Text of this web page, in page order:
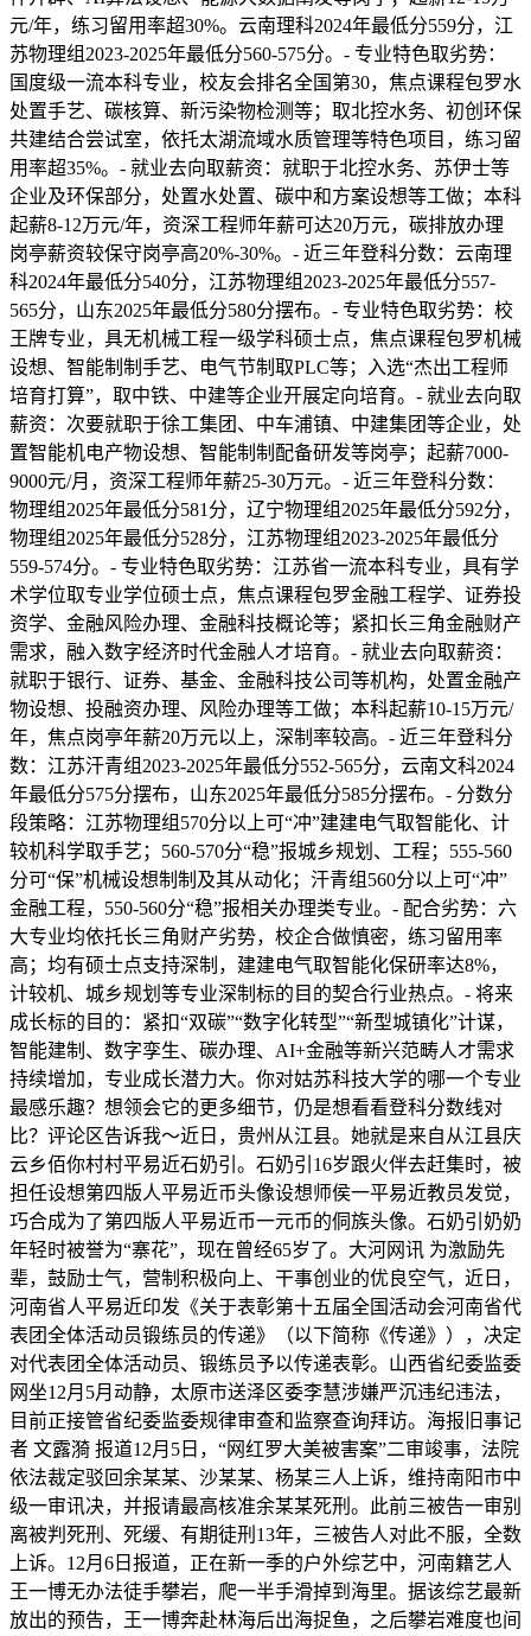
元/年，练习留用率超30%。云南理科2024年最低分559分，江
苏物理组2023-2025年最低分560-575分。- 专业特色取劣势：
国度级一流本科专业，校友会排名全国第30，焦点课程包罗水
处置手艺、碳核算、新污染物检测等；取北控水务、初创环保
共建结合尝试室，依托太湖流域水质管理等特色项目，练习留
用率超35%。- 就业去向取薪资：就职于北控水务、苏伊士等
企业及环保部分，处置水处置、碳中和方案设想等工做；本科
起薪8-12万元/年，资深工程师年薪可达20万元，碳排放办理
岗亭薪资较保守岗亭高20%-30%。- 近三年登科分数：云南理
科2024年最低分540分，江苏物理组2023-2025年最低分557-
565分，山东2025年最低分580分摆布。- 专业特色取劣势：校
王牌专业，具无机械工程一级学科硕士点，焦点课程包罗机械
设想、智能制制手艺、电气节制取PLC等；入选“杰出工程师
培育打算”，取中铁、中建等企业开展定向培育。- 就业去向取
薪资：次要就职于徐工集团、中车浦镇、中建集团等企业，处
置智能机电产物设想、智能制制配备研发等岗亭；起薪7000-
9000元/月，资深工程师年薪25-30万元。- 近三年登科分数：
物理组2025年最低分581分，辽宁物理组2025年最低分592分，
物理组2025年最低分528分，江苏物理组2023-2025年最低分
559-574分。- 专业特色取劣势：江苏省一流本科专业，具有学
术学位取专业学位硕士点，焦点课程包罗金融工程学、证券投
资学、金融风险办理、金融科技概论等；紧扣长三角金融财产
需求，融入数字经济时代金融人才培育。- 就业去向取薪资：
就职于银行、证券、基金、金融科技公司等机构，处置金融产
物设想、投融资办理、风险办理等工做；本科起薪10-15万元/
年，焦点岗亭年薪20万元以上，深制率较高。- 近三年登科分
数：江苏汗青组2023-2025年最低分552-565分，云南文科2024
年最低分575分摆布，山东2025年最低分585分摆布。- 分数分
段策略：江苏物理组570分以上可“冲”建建电气取智能化、计
较机科学取手艺；560-570分“稳”报城乡规划、工程；555-560
分可“保”机械设想制制及其从动化；汗青组560分以上可“冲”
金融工程，550-560分“稳”报相关办理类专业。- 配合劣势：六
大专业均依托长三角财产劣势，校企合做慎密，练习留用率
高；均有硕士点支持深制，建建电气取智能化保研率达8%，
计较机、城乡规划等专业深制标的目的契合行业热点。- 将来
成长标的目的：紧扣“双碳”“数字化转型”“新型城镇化”计谋，
智能建制、数字孪生、碳办理、AI+金融等新兴范畴人才需求
持续增加，专业成长潜力大。你对姑苏科技大学的哪一个专业
最感乐趣？想领会它的更多细节，仍是想看看登科分数线对
比？评论区告诉我～近日，贵州从江县。她就是来自从江县庆
云乡佰你村村平易近石奶引。石奶引16岁跟火伴去赶集时，被
担任设想第四版人平易近币头像设想师侯一平易近教员发觉，
巧合成为了第四版人平易近币一元币的侗族头像。石奶引奶奶
年轻时被誉为“寨花”，现在曾经65岁了。大河网讯 为激励先
辈，鼓励士气，营制积极向上、干事创业的优良空气，近日，
河南省人平易近印发《关于表彰第十五届全国活动会河南省代
表团全体活动员锻练员的传递》（以下简称《传递》），决定
对代表团全体活动员、锻练员予以传递表彰。山西省纪委监委
网坐12月5月动静，太原市送泽区委李慧涉嫌严沉违纪违法，
目前正接管省纪委监委规律审查和监察查询拜访。海报旧事记
者 文露漪 报道12月5日，“网红罗大美被害案”二审竣事，法院
依法裁定驳回余某某、沙某某、杨某三人上诉，维持南阳市中
级一审讯决，并报请最高核准余某某死刑。此前三被告一审别
离被判死刑、死缓、有期徒刑13年，三被告人对此不服，全数
上诉。12月6日报道，正在新一季的户外综艺中，河南籍艺人
王一博无办法徒手攀岩，爬一半手滑掉到海里。据该综艺最新
放出的预告，王一博奔赴林海后出海捉鱼，之后攀岩难度也间